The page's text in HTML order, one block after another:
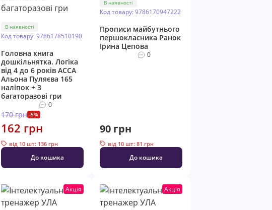
В наявності
Код товару: 9786178510190
Головна книга
дошкільнятка. Логіка
від 4 до 6 років АССА
Альона Пуляєва 165
наліпок + 3
багаторазові гри
0
170 грн -5%
162 грн
від 10 шт: 136 грн
До кошика
В наявності
Код товару: 9786170947222
Прописи майбутнього
першокласника Ранок
Ірина Цепова
0
90 грн
від 10 шт: 81 грн
До кошика
Акція Акція